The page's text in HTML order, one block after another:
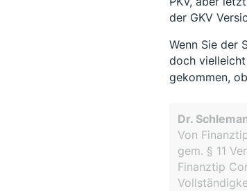
der GKV
Wenn Sie der
doch
gekommen,
Dr.
Von
gem. § 11
Finanztip